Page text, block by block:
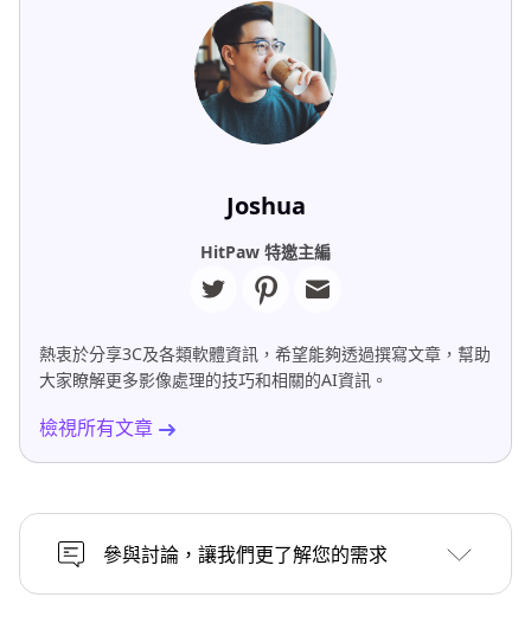
Joshua
HitPaw 特邀主編
熱衷於分享3C及各類軟體資訊，希望能夠透過撰寫文章，幫助
大家瞭解更多影像處理的技巧和相關的AI資訊。
檢視所有文章
參與討論，讓我們更了解您的需求